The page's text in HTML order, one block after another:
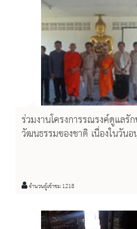
ร่วมงานโครงการรณรงค์ดูแลรั
วัฒนธรรมของชาติ เนื่องในวัน
จำนวนผู้เข้าชม 1218